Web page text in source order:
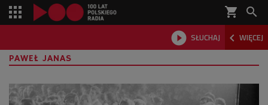
shopping_cart 
 SŁUCHAJ  WIĘCEJ

PAWEŁ JANAS